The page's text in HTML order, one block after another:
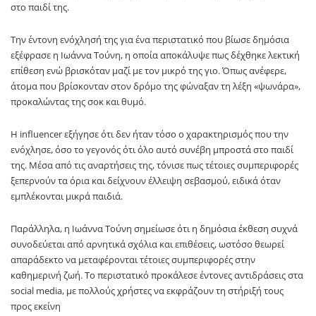
στο παιδί της.
Την έντονη ενόχλησή της για ένα περιστατικό που βίωσε δημόσια
εξέφρασε η Ιωάννα Τούνη, η οποία αποκάλυψε πως δέχθηκε λεκτική
επίθεση ενώ βρισκόταν μαζί με τον μικρό της γιο. Όπως ανέφερε,
άτομα που βρίσκονταν στον δρόμο της φώναξαν τη λέξη «ψωνάρα»,
προκαλώντας της σοκ και θυμό.
Η influencer εξήγησε ότι δεν ήταν τόσο ο χαρακτηρισμός που την
ενόχλησε, όσο το γεγονός ότι όλο αυτό συνέβη μπροστά στο παιδί
της. Μέσα από τις αναρτήσεις της, τόνισε πως τέτοιες συμπεριφορές
ξεπερνούν τα όρια και δείχνουν έλλειψη σεβασμού, ειδικά όταν
εμπλέκονται μικρά παιδιά.
Παράλληλα, η Ιωάννα Τούνη σημείωσε ότι η δημόσια έκθεση συχνά
συνοδεύεται από αρνητικά σχόλια και επιθέσεις, ωστόσο θεωρεί
απαράδεκτο να μεταφέρονται τέτοιες συμπεριφορές στην
καθημερινή ζωή. Το περιστατικό προκάλεσε έντονες αντιδράσεις στα
social media, με πολλούς χρήστες να εκφράζουν τη στήριξή τους
προς εκείνη